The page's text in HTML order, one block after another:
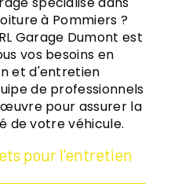
à Pommiers ?
Garage Dumont est
vos besoins en
et d'entretien
de professionnels
pour assurer la
de votre véhicule.
pour l'entretien